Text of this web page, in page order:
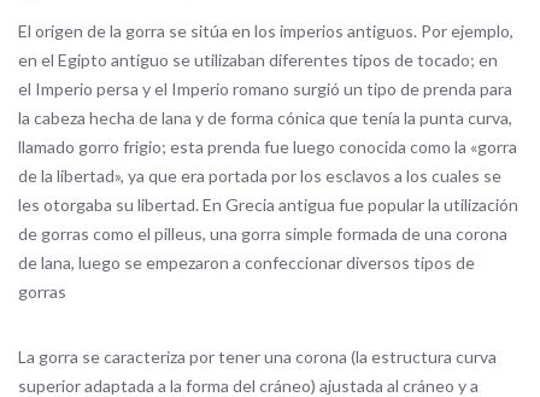
El origen de la gorra se sitúa en los imperios antiguos. Por ejemplo,
en el Egipto antiguo se utilizaban diferentes tipos de tocado; en
el Imperio persa y el Imperio romano surgió un tipo de prenda para
la cabeza hecha de lana y de forma cónica que tenía la punta curva,
llamado gorro frigio; esta prenda fue luego conocida como la «gorra
de la libertad», ya que era portada por los esclavos a los cuales se
les otorgaba su libertad. En Grecia antigua fue popular la utilización
de gorras como el pilleus, una gorra simple formada de una corona
de lana, luego se empezaron a confeccionar diversos tipos de
gorras
La gorra se caracteriza por tener una corona (la estructura curva
superior adaptada a la forma del cráneo) ajustada al cráneo y a